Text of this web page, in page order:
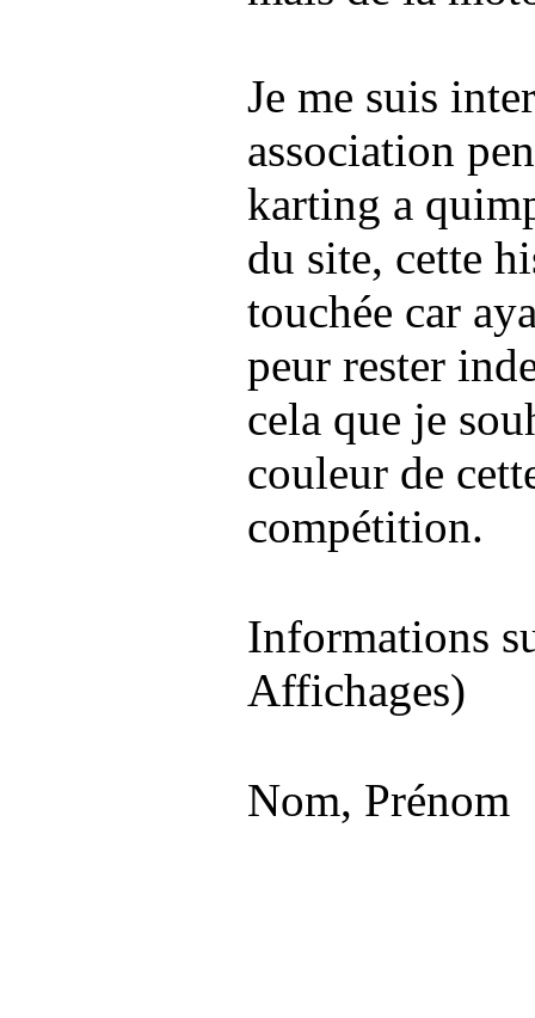
Je me suis
association
karting a
du site, cette
touchée car
peur rester
cela que je
couleur de
compétition.
Informations
Affichages)
Nom, Prénom